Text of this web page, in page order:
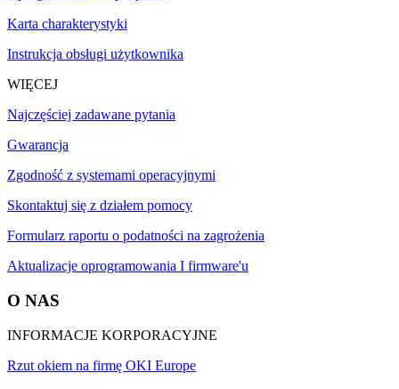
Karta charakterystyki
Instrukcja obsługi użytkownika
WIĘCEJ
Najczęściej zadawane pytania
Gwarancja
Zgodność z systemami operacyjnymi
Skontaktuj się z działem pomocy
Formularz raportu o podatności na zagrożenia
Aktualizacje oprogramowania I firmware'u
O NAS
INFORMACJE KORPORACYJNE
Rzut okiem na firmę OKI Europe